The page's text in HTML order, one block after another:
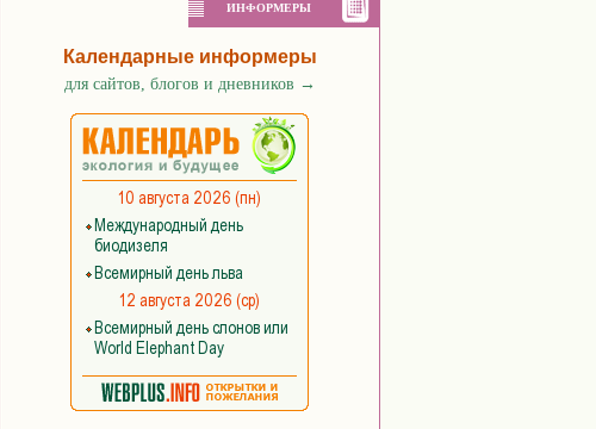
ИНФОРМЕРЫ
Календарные информеры
для сайтов, блогов и дневников →